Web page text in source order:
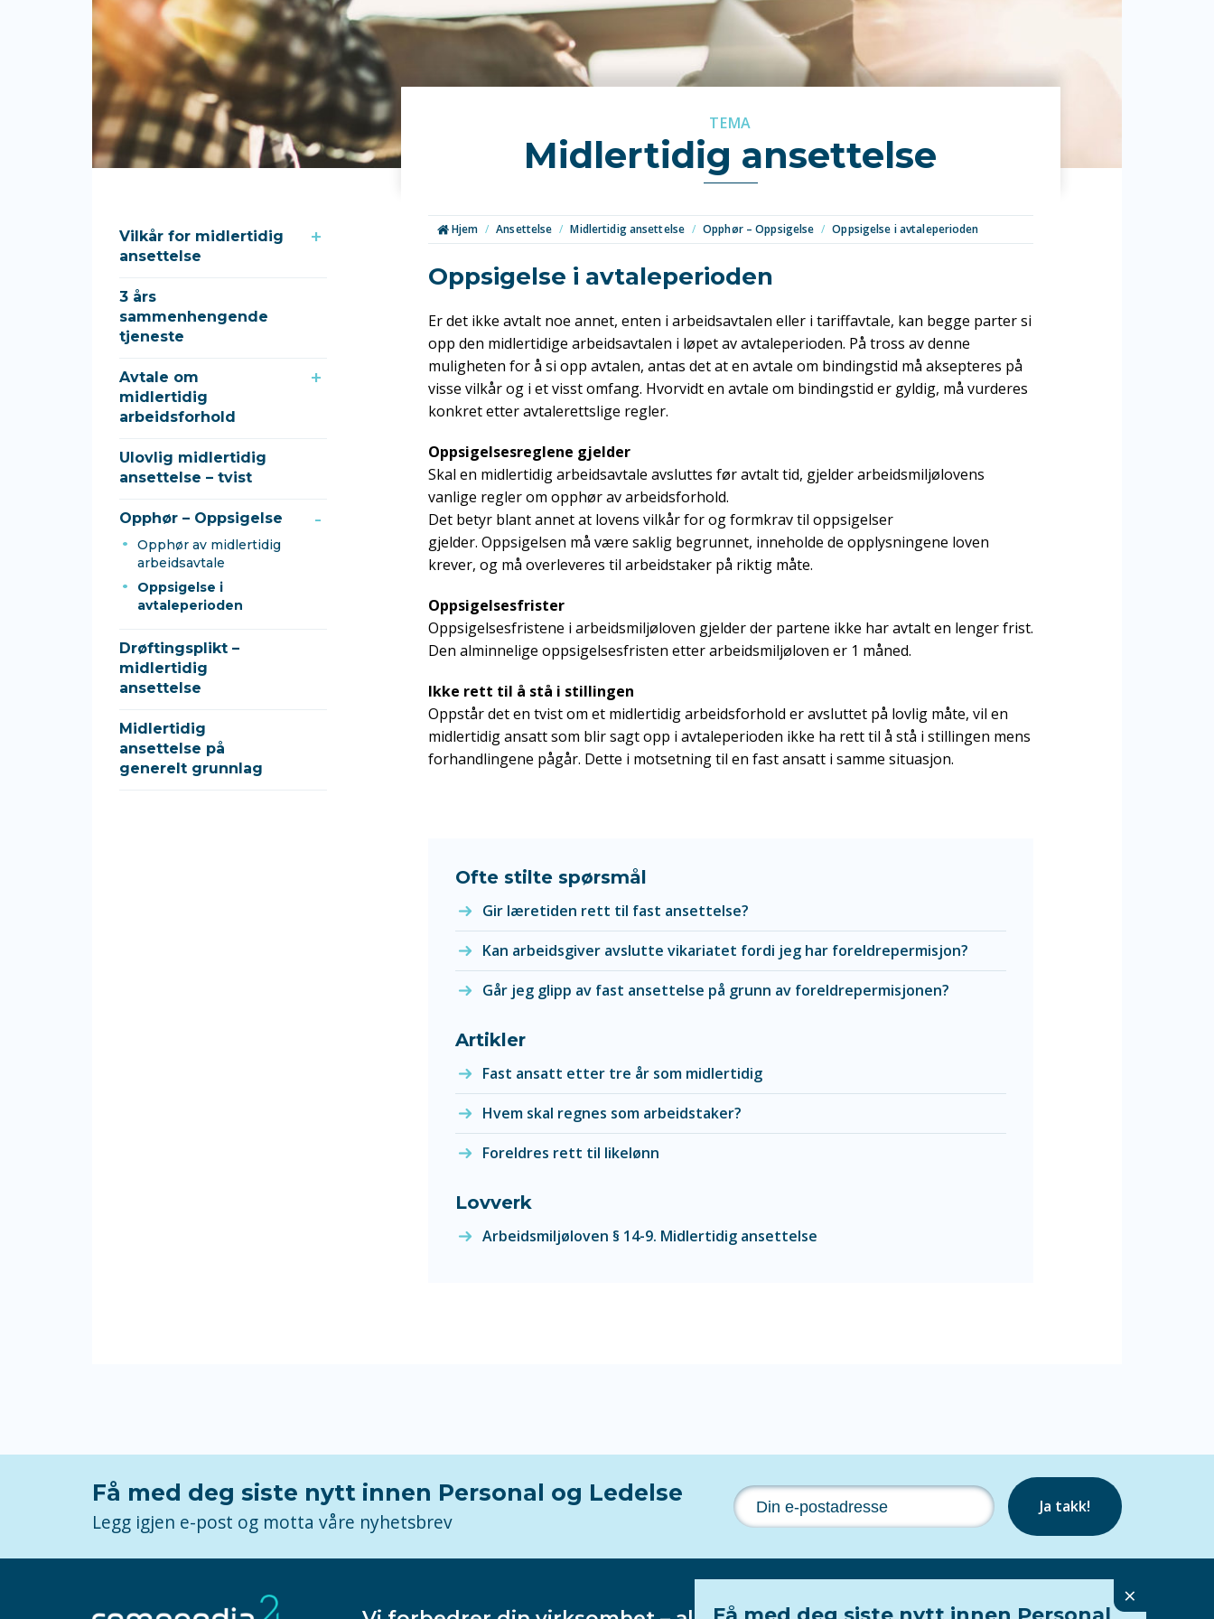
TEMA
Midlertidig ansettelse
Vilkår for midlertidig
ansettelse
3 års
sammenhengende
tjeneste
Avtale om
midlertidig
arbeidsforhold
Ulovlig midlertidig
ansettelse – tvist
Opphør – Oppsigelse
Opphør av midlertidig
arbeidsavtale
Oppsigelse i
avtaleperioden
Drøftingsplikt –
midlertidig
ansettelse
Midlertidig
ansettelse på
generelt grunnlag
Hjem / Ansettelse / Midlertidig ansettelse / Opphør – Oppsigelse / Oppsigelse i avtaleperioden
Oppsigelse i avtaleperioden
Er det ikke avtalt noe annet, enten i arbeidsavtalen eller i tariffavtale, kan begge parter si
opp den midlertidige arbeidsavtalen i løpet av avtaleperioden. På tross av denne
muligheten for å si opp avtalen, antas det at en avtale om bindingstid må aksepteres på
visse vilkår og i et visst omfang. Hvorvidt en avtale om bindingstid er gyldig, må vurderes
konkret etter avtalerettslige regler.
Oppsigelsesreglene gjelder
Skal en midlertidig arbeidsavtale avsluttes før avtalt tid, gjelder arbeidsmiljølovens
vanlige regler om opphør av arbeidsforhold.
Det betyr blant annet at lovens vilkår for og formkrav til oppsigelser
gjelder. Oppsigelsen må være saklig begrunnet, inneholde de opplysningene loven
krever, og må overleveres til arbeidstaker på riktig måte.
Oppsigelsesfrister
Oppsigelsesfristene i arbeidsmiljøloven gjelder der partene ikke har avtalt en lenger frist.
Den alminnelige oppsigelsesfristen etter arbeidsmiljøloven er 1 måned.
Ikke rett til å stå i stillingen
Oppstår det en tvist om et midlertidig arbeidsforhold er avsluttet på lovlig måte, vil en
midlertidig ansatt som blir sagt opp i avtaleperioden ikke ha rett til å stå i stillingen mens
forhandlingene pågår. Dette i motsetning til en fast ansatt i samme situasjon.
Ofte stilte spørsmål
Gir læretiden rett til fast ansettelse?
Kan arbeidsgiver avslutte vikariatet fordi jeg har foreldrepermisjon?
Går jeg glipp av fast ansettelse på grunn av foreldrepermisjonen?
Artikler
Fast ansatt etter tre år som midlertidig
Hvem skal regnes som arbeidstaker?
Foreldres rett til likelønn
Lovverk
Arbeidsmiljøloven § 14-9. Midlertidig ansettelse
Få med deg siste nytt innen Personal og Ledelse
Legg igjen e-post og motta våre nyhetsbrev
Ja takk!
×